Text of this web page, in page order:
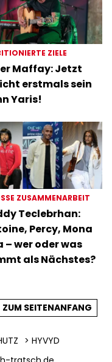
ZIELE
Maffay: Jetzt
erstmals sein
Yaris!
ZUSAMMENARBEIT
Teclebrhan:
Percy, Mona
– wer oder was
als Nächstes?
ZUM SEITENANFANG
HYVYD